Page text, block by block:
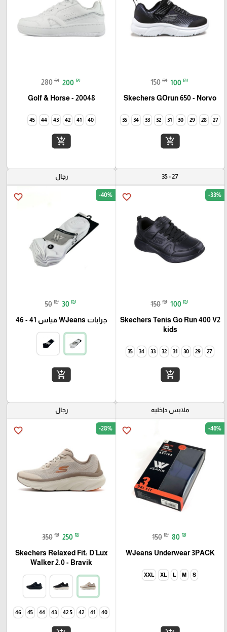
150 ₪ 100 ₪
Skechers GOrun 650 - Norvo
27
28
29
30
31
32
33
34
35
add_shopping_cart
280 ₪ 200 ₪
Golf & Horse - 20048
40
41
42
43
44
45
add_shopping_cart
27 - 35
favorite_border -33%
150 ₪ 100 ₪
Skechers Tenis Go Run 400 V2
kids
27
29
30
31
32
33
34
35
add_shopping_cart
رجال
favorite_border -40%
50 ₪ 30 ₪
جرابات WJeans قياس 41 - 46
add_shopping_cart
ملابس داخليه
favorite_border -46%
150 ₪ 80 ₪
WJeans Underwear 3PACK
S
M
L
XL
XXL
رجال
favorite_border -28%
350 ₪ 250 ₪
Skechers Relaxed Fit: D'Lux
Walker 2.0 - Bravik
40
41
42
42.5
43
44
45
46